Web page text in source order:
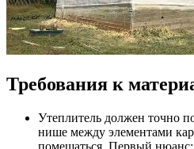
Требования к
Утеплитель должен точно
нише между элементами
помещаться. Первый нюанс: